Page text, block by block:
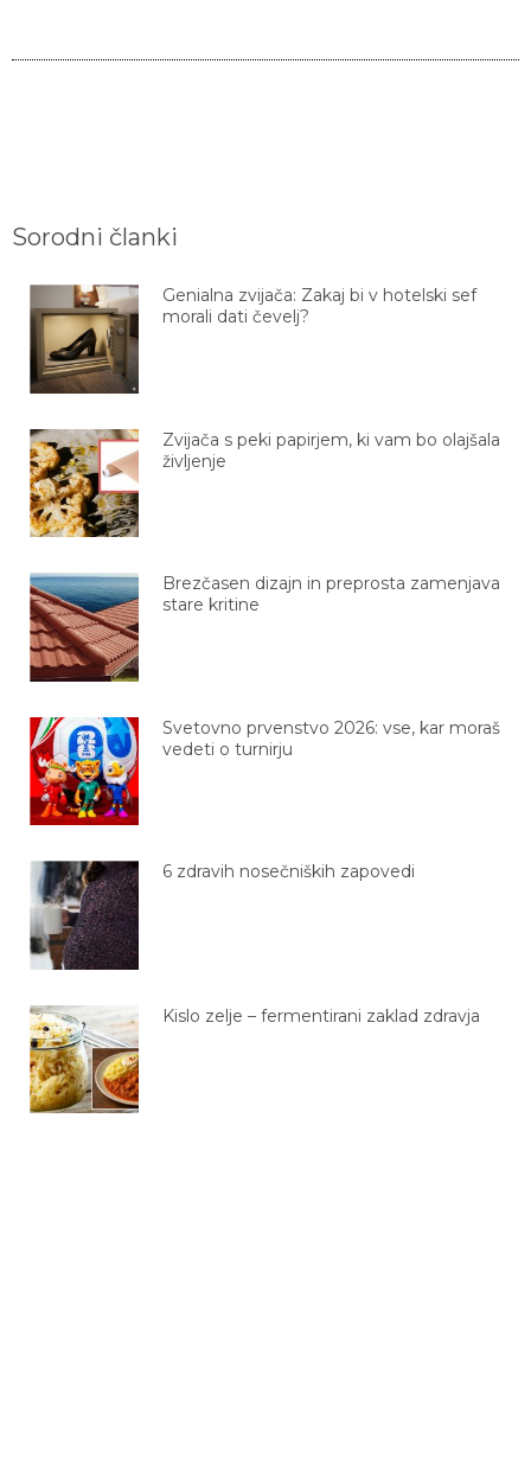
Sorodni članki
Genialna zvijača: Zakaj bi v hotelski sef
morali dati čevelj?
Zvijača s peki papirjem, ki vam bo olajšala
življenje
Brezčasen dizajn in preprosta zamenjava
stare kritine
Svetovno prvenstvo 2026: vse, kar moraš
vedeti o turnirju
6 zdravih nosečniških zapovedi
Kislo zelje – fermentirani zaklad zdravja